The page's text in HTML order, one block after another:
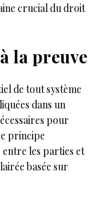
crucial du droit
la preuve
de tout système
dans un
pour
principe
entre les parties et
basée sur